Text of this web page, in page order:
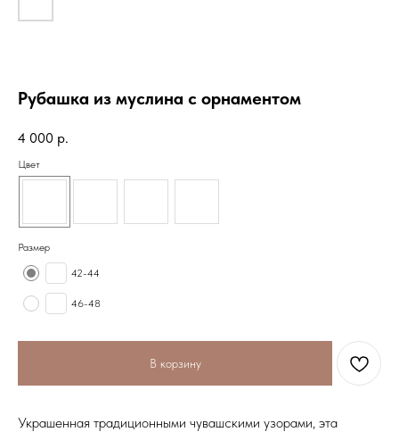
Рубашка из муслина с орнаментом
4 000 р.
Цвет
Размер
42-44
46-48
В корзину
Украшенная традиционными чувашскими узорами, эта